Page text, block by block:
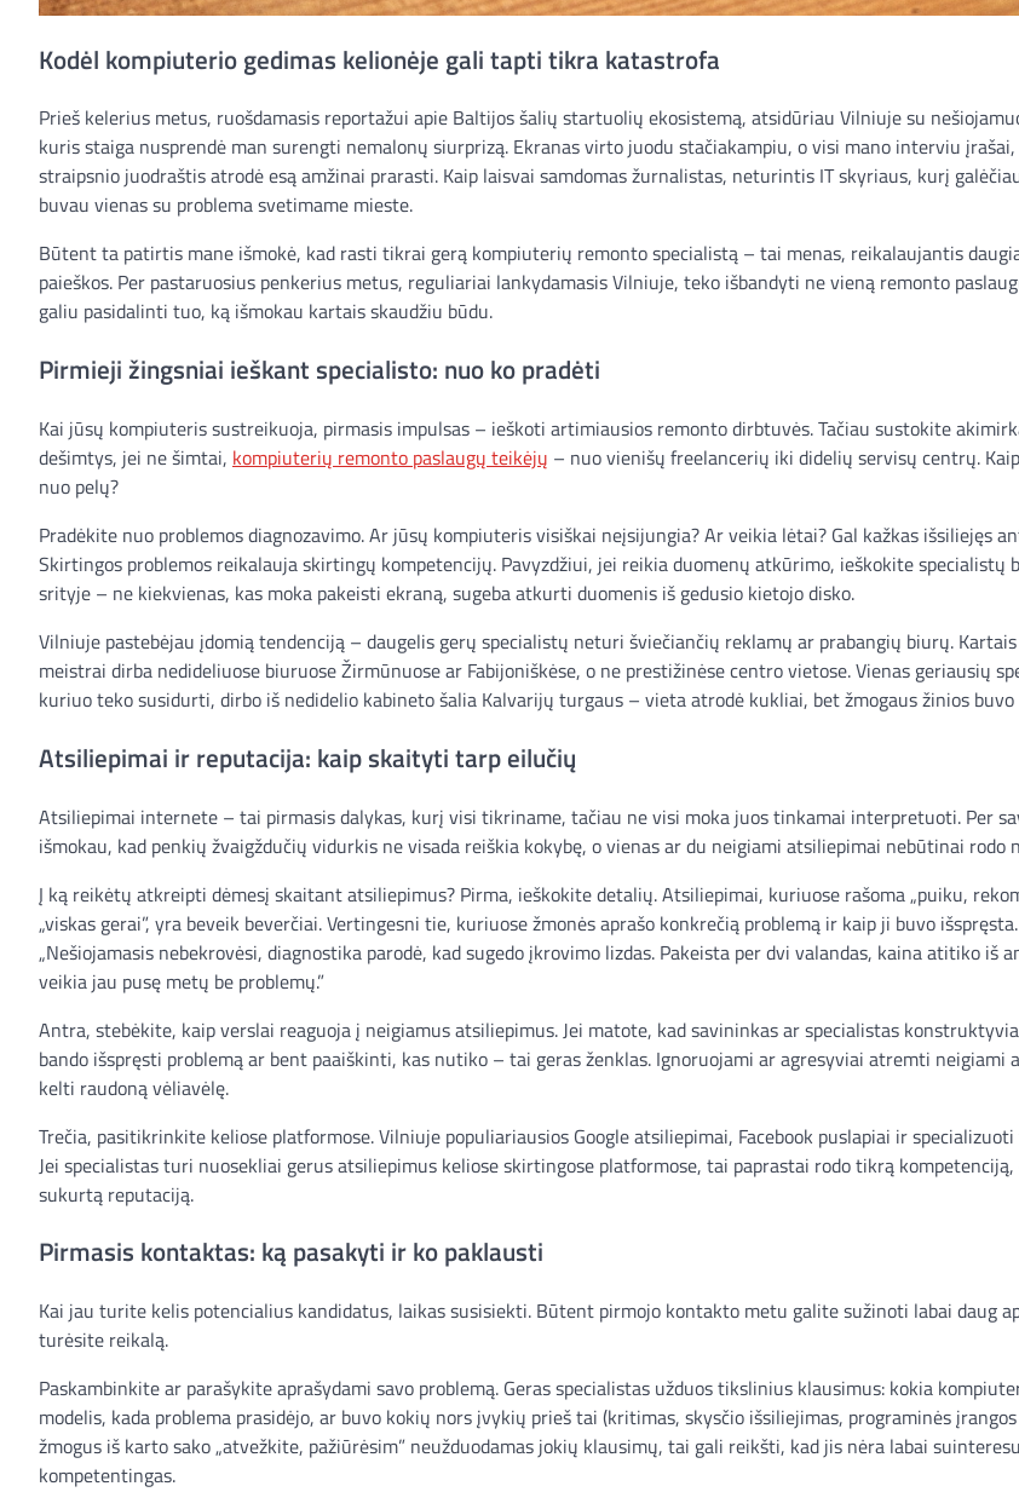
Kodėl kompiuterio gedimas kelionėje gali tapti tikra katastrofa
Prieš kelerius metus, ruošdamasis reportažui apie Baltijos šalių startuolių ekosistemą, atsidūriau Vilniuje su
kuris staiga nusprendė man surengti nemalonų siurprizą. Ekranas virto juodu stačiakampiu, o visi mano interviu
straipsnio juodraštis atrodė esą amžinai prarasti. Kaip laisvai samdomas žurnalistas, neturintis IT skyriaus, kurį
buvau vienas su problema svetimame mieste.
Būtent ta patirtis mane išmokė, kad rasti tikrai gerą kompiuterių remonto specialistą – tai menas, reikalaujantis
paieškos. Per pastaruosius penkerius metus, reguliariai lankydamasis Vilniuje, teko išbandyti ne vieną remonto
galiu pasidalinti tuo, ką išmokau kartais skaudžiu būdu.
Pirmieji žingsniai ieškant specialisto: nuo ko pradėti
Kai jūsų kompiuteris sustreikuoja, pirmasis impulsas – ieškoti artimiausios remonto dirbtuvės. Tačiau sustokite
dešimtys, jei ne šimtai, kompiuterių remonto paslaugų teikėjų – nuo vienišų freelancerių iki didelių servisų centrų.
nuo pelų?
Pradėkite nuo problemos diagnozavimo. Ar jūsų kompiuteris visiškai neįsijungia? Ar veikia lėtai? Gal kažkas išsiliejęs
Skirtingos problemos reikalauja skirtingų kompetencijų. Pavyzdžiui, jei reikia duomenų atkūrimo, ieškokite specialistų
srityje – ne kiekvienas, kas moka pakeisti ekraną, sugeba atkurti duomenis iš gedusio kietojo disko.
Vilniuje pastebėjau įdomią tendenciją – daugelis gerų specialistų neturi šviečiančių reklamų ar prabangių biurų.
meistrai dirba nedideliuose biuruose Žirmūnuose ar Fabijoniškėse, o ne prestižinėse centro vietose. Vienas geriausių
kuriuo teko susidurti, dirbo iš nedidelio kabineto šalia Kalvarijų turgaus – vieta atrodė kukliai, bet žmogaus žinios
Atsiliepimai ir reputacija: kaip skaityti tarp eilučių
Atsiliepimai internete – tai pirmasis dalykas, kurį visi tikriname, tačiau ne visi moka juos tinkamai interpretuoti. Per
išmokau, kad penkių žvaigždučių vidurkis ne visada reiškia kokybę, o vienas ar du neigiami atsiliepimai nebūtinai rodo
Į ką reikėtų atkreipti dėmesį skaitant atsiliepimus? Pirma, ieškokite detalių. Atsiliepimai, kuriuose rašoma „puiku,
„viskas gerai”, yra beveik beverčiai. Vertingesni tie, kuriuose žmonės aprašo konkrečią problemą ir kaip ji buvo
„Nešiojamasis nebekrovėsi, diagnostika parodė, kad sugedo įkrovimo lizdas. Pakeista per dvi valandas, kaina atitiko iš
veikia jau pusę metų be problemų.”
Antra, stebėkite, kaip verslai reaguoja į neigiamus atsiliepimus. Jei matote, kad savininkas ar specialistas
bando išspręsti problemą ar bent paaiškinti, kas nutiko – tai geras ženklas. Ignoruojami ar agresyviai atremti
kelti raudoną vėliavėlę.
Trečia, pasitikrinkite keliose platformose. Vilniuje populiariausios Google atsiliepimai, Facebook puslapiai ir
Jei specialistas turi nuosekliai gerus atsiliepimus keliose skirtingose platformose, tai paprastai rodo tikrą
sukurtą reputaciją.
Pirmasis kontaktas: ką pasakyti ir ko paklausti
Kai jau turite kelis potencialius kandidatus, laikas susisiekti. Būtent pirmojo kontakto metu galite sužinoti labai daug
turėsite reikalą.
Paskambinkite ar parašykite aprašydami savo problemą. Geras specialistas užduos tikslinius klausimus: kokia
modelis, kada problema prasidėjo, ar buvo kokių nors įvykių prieš tai (kritimas, skysčio išsiliejimas, programinės
žmogus iš karto sako „atvežkite, pažiūrėsim” neužduodamas jokių klausimų, tai gali reikšti, kad jis nėra labai
kompetentingas.